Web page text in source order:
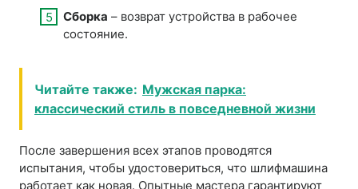
Сборка – возврат устройства в рабочее
состояние.
Читайте также: Мужская парка:
классический стиль в повседневной жизни
После завершения всех этапов проводятся
испытания, чтобы удостовериться, что шлифмашина
работает как новая. Опытные мастера гарантируют